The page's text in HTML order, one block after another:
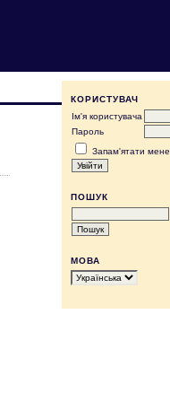
КОРИСТУВАЧ
Ім'я користувача
Пароль
Запам'ятати мене
ПОШУК
МОВА